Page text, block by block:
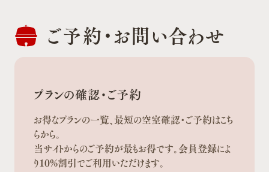
ご予約・お問い合わせ
プランの確認・ご予約
お得なプランの一覧、最短の空室確認・ご予約はこち
らから。
当サイトからのご予約が最もお得です。会員登録によ
り10%割引でご利用いただけます。